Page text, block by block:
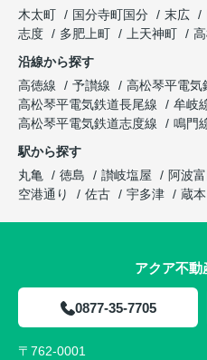
木太町
国分寺町国分 末広
志度
多肥上町 上天神町
沿線から探す
高徳線
予讃線 高松琴平電気
高松琴平電気鉄道長尾線
牟岐
高松琴平電気鉄道志度線
鳴門
駅から探す
丸亀
徳島 讃岐塩屋 阿波富
空港通り
佐古 宇多津 蔵本
アクア不動
0877-35-7705
〒762-0001